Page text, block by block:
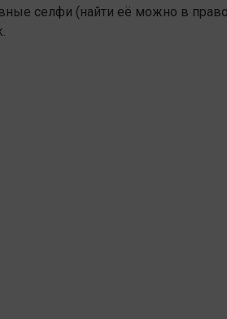
селфи (найти её можно в